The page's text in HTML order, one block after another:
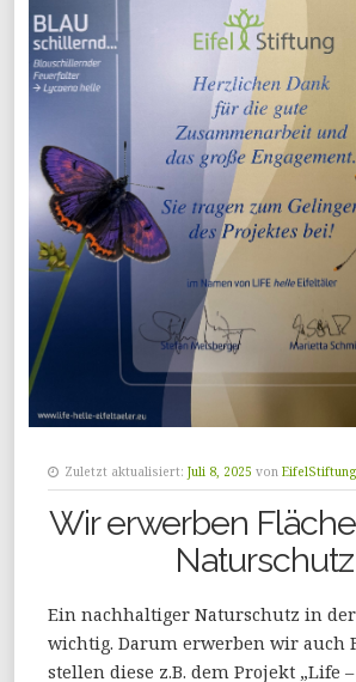
Zuletzt aktualisiert: Juli 8, 2025 von EifelStiftung
Wir erwerben
Ein nachhaltiger Naturschutz in
wichtig. Darum erwerben wir auch
stellen diese z.B. dem Projekt „Life